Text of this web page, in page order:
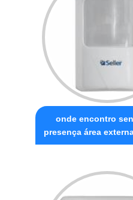
onde encontro
presença área